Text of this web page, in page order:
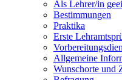
Als Lehrer/in
Bestimmungen
Praktika
Erste
Allgemeine
Wunschorte und